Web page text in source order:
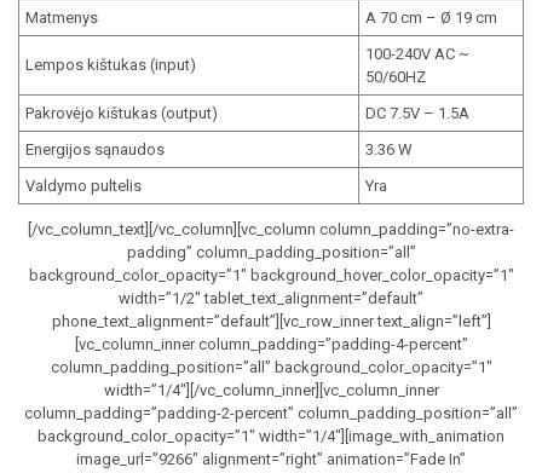
Matmenys
A 70 cm – Ø 19 cm
Lempos kištukas (input)
100-240V AC ~
50/60HZ
Pakrovėjo kištukas (output)
DC 7.5V – 1.5A
Energijos sąnaudos
3.36 W
Valdymo pultelis
Yra
[/vc_column_text][/vc_column][vc_column column_padding=”no-extra-
padding” column_padding_position=”all”
background_color_opacity=”1″ background_hover_color_opacity=”1″
width=”1/2″ tablet_text_alignment=”default”
phone_text_alignment=”default”][vc_row_inner text_align=”left”]
[vc_column_inner column_padding=”padding-4-percent”
column_padding_position=”all” background_color_opacity=”1″
width=”1/4″][/vc_column_inner][vc_column_inner
column_padding=”padding-2-percent” column_padding_position=”all”
background_color_opacity=”1″ width=”1/4″][image_with_animation
image_url=”9266″ alignment=”right” animation=”Fade In”